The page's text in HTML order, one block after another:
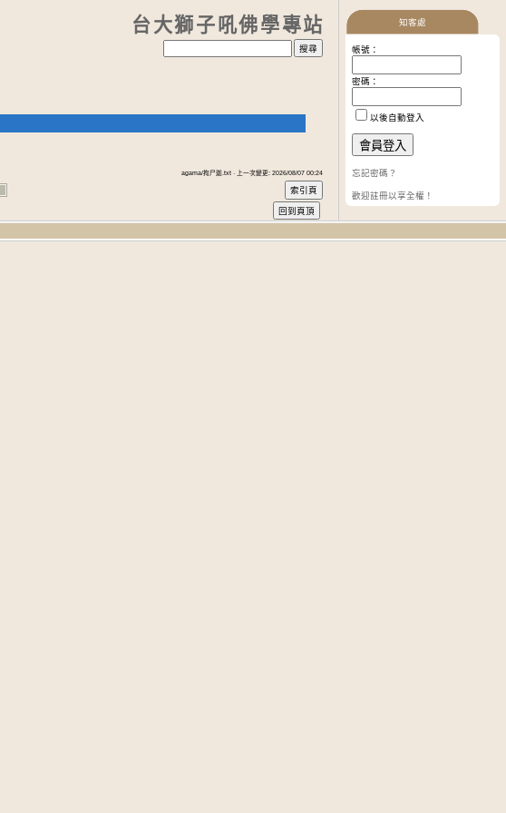
台大獅子吼佛學專站
agama/拘尸迦.txt · 上一次變更: 2026/08/07 00:24
知客處
帳號：
密碼：
以後自動登入
忘記密碼？
歡迎註冊以享全權！